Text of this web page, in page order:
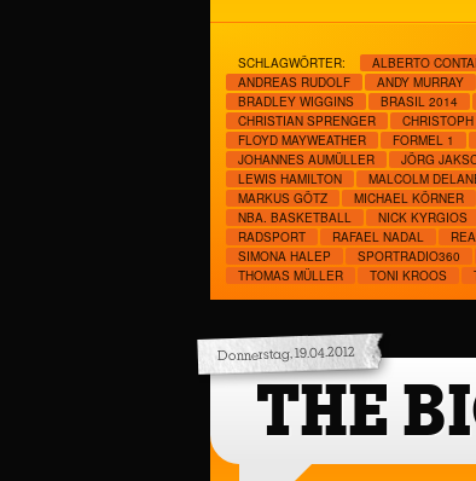
SCHLAGWÖRTER: ALBERTO
ANDREAS RUDOLF
ANDY MURRAY
BRADLEY WIGGINS
BRASIL 2014
CHRISTIAN SPRENGER
FLOYD MAYWEATHER
FORMEL 1
JOHANNES AUMÜLLER
JÖRG
LEWIS HAMILTON
MALCOLM
MARKUS GÖTZ
MICHAEL KÖRNER
NBA. BASKETBALL
NICK KYRGIOS
RADSPORT
RAFAEL NADAL
SIMONA HALEP
SPORTRADIO360
THOMAS MÜLLER
TONI KROOS
Donnerstag, 19.04.2012
THE